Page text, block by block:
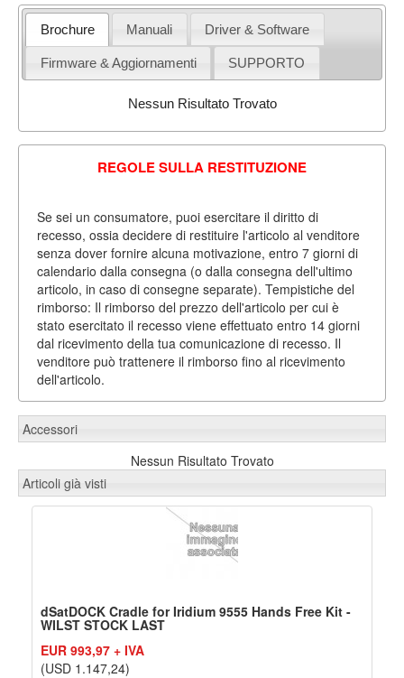
Brochure Manuali Driver & Software
Firmware & Aggiornamenti SUPPORTO
Nessun Risultato Trovato
REGOLE SULLA RESTITUZIONE
Se sei un consumatore, puoi esercitare il diritto di
recesso, ossia decidere di restituire l'articolo al venditore
senza dover fornire alcuna motivazione, entro 7 giorni di
calendario dalla consegna (o dalla consegna dell'ultimo
articolo, in caso di consegne separate). Tempistiche del
rimborso: Il rimborso del prezzo dell'articolo per cui è
stato esercitato il recesso viene effettuato entro 14 giorni
dal ricevimento della tua comunicazione di recesso. Il
venditore può trattenere il rimborso fino al ricevimento
dell'articolo.
Accessori
Nessun Risultato Trovato
Articoli già visti
dSatDOCK Cradle for Iridium 9555 Hands Free Kit -
WILST STOCK LAST
EUR 993,97 + IVA
(USD 1.147,24)